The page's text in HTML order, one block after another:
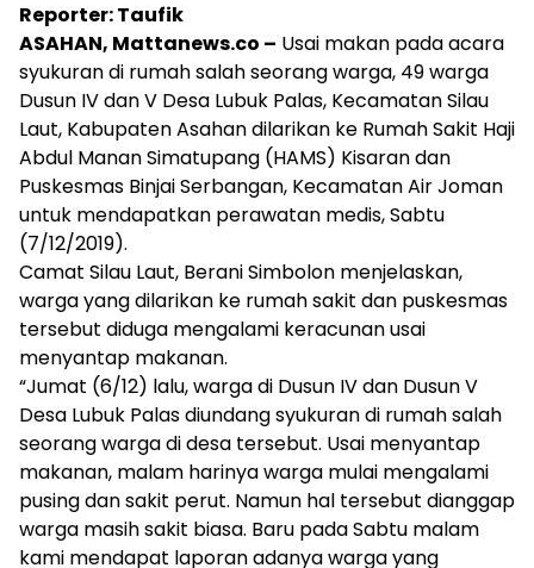
Reporter: Taufik
ASAHAN, Mattanews.co – Usai makan pada acara
syukuran di rumah salah seorang warga, 49 warga
Dusun IV dan V Desa Lubuk Palas, Kecamatan Silau
Laut, Kabupaten Asahan dilarikan ke Rumah Sakit Haji
Abdul Manan Simatupang (HAMS) Kisaran dan
Puskesmas Binjai Serbangan, Kecamatan Air Joman
untuk mendapatkan perawatan medis, Sabtu
(7/12/2019).
Camat Silau Laut, Berani Simbolon menjelaskan,
warga yang dilarikan ke rumah sakit dan puskesmas
tersebut diduga mengalami keracunan usai
menyantap makanan.
“Jumat (6/12) lalu, warga di Dusun IV dan Dusun V
Desa Lubuk Palas diundang syukuran di rumah salah
seorang warga di desa tersebut. Usai menyantap
makanan, malam harinya warga mulai mengalami
pusing dan sakit perut. Namun hal tersebut dianggap
warga masih sakit biasa. Baru pada Sabtu malam
kami mendapat laporan adanya warga yang